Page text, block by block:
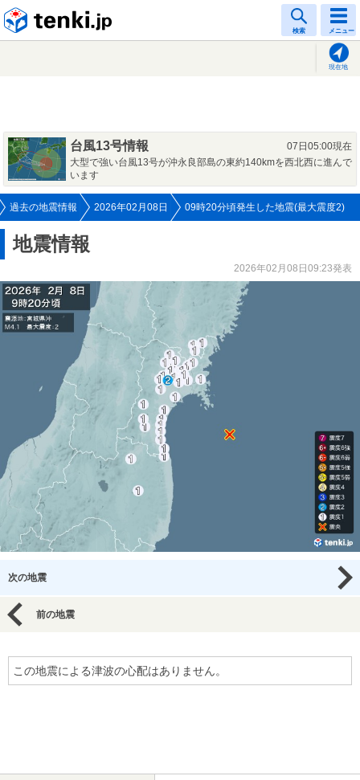
検索 メニュー
現在地
台風13号情報
07日05:00現在
大型で強い台風13号が沖永良部島の東約140kmを西北西に進んで
います
過去の地震情報 2026年02月08日 09時20分頃発生した地震(最大震度2)
地震情報
2026年02月08日09:23発表
次の地震
前の地震
この地震による津波の心配はありません。